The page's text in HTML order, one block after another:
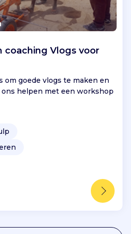
coaching Vlogs voor
om goede vlogs te maken en
helpen met een workshop